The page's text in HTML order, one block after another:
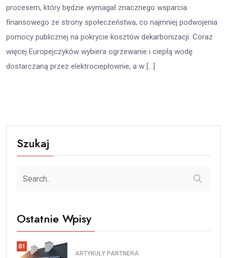
procesem, który będzie wymagał znacznego wsparcia
finansowego ze strony społeczeństwa, co najmniej podwojenia
pomocy publicznej na pokrycie kosztów dekarbonizacji. Coraz
więcej Europejczyków wybiera ogrzewanie i ciepłą wodę
dostarczaną przez elektrociepłownie, a w […]
Szukaj
Ostatnie Wpisy
01
ARTYKUŁY PARTNERA